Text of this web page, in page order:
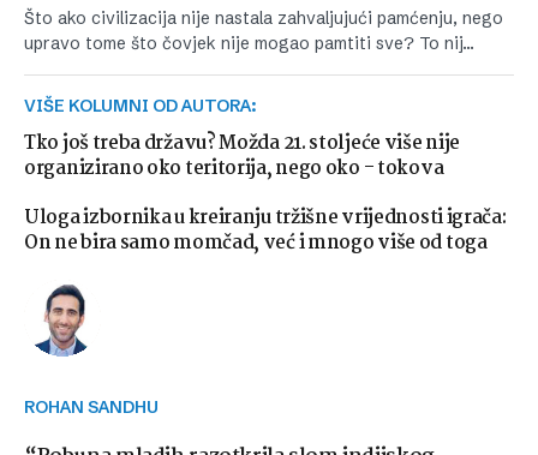
Što ako civilizacija nije nastala zahvaljujući pamćenju, nego
upravo tome što čovjek nije mogao pamtiti sve? To nij…
VIŠE KOLUMNI OD AUTORA:
Tko još treba državu? Možda 21. stoljeće više nije
organizirano oko teritorija, nego oko - tokova
Uloga izbornika u kreiranju tržišne vrijednosti igrača:
On ne bira samo momčad, već i mnogo više od toga
ROHAN SANDHU